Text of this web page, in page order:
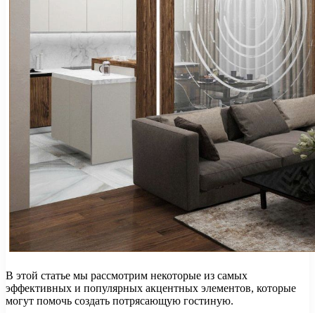
В этой статье мы рассмотрим некоторые из самых
эффективных и популярных акцентных элементов, которые
могут помочь создать потрясающую гостиную.